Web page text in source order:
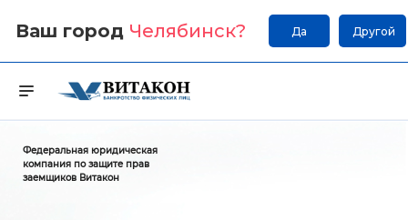
Ваш город Челябинск? Да Другой
Федеральная юридическая
компания по защите прав
заемщиков Витакон